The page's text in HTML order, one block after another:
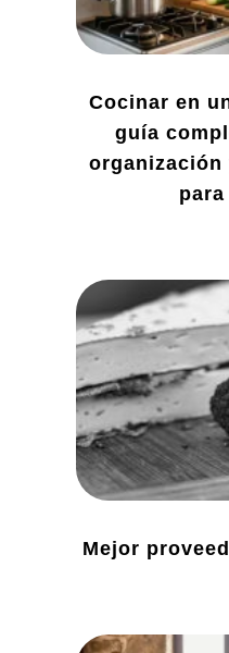
Cocinar en
guía
organización
Mejor